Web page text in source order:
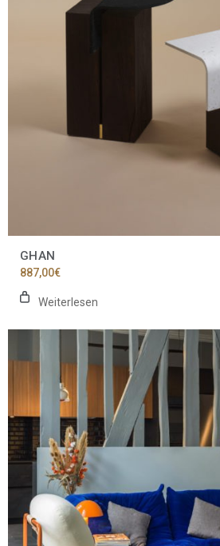
GHAN
887,00€
Weiterlesen